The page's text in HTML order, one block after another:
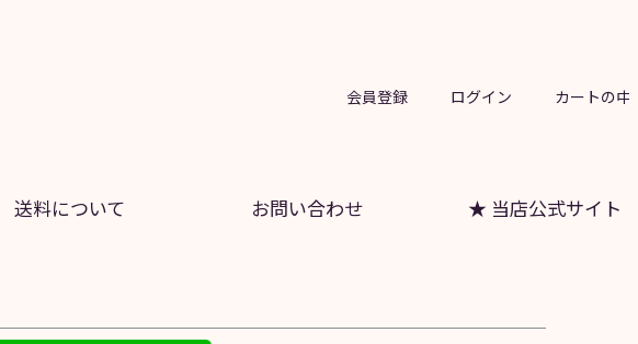
会員登録 ログイン カートの中
送料について お問い合わせ ★ 当店公式サイト